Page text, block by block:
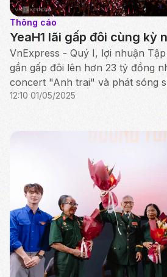
Thông cáo
YeaH1 lãi gấp đôi cùng kỳ
VnExpress - Quý I, lợi nhuận
gần gấp đôi lên hơn 23 tỷ đồng
concert "Anh trai" và phát sóng
12:10 01/05/2025